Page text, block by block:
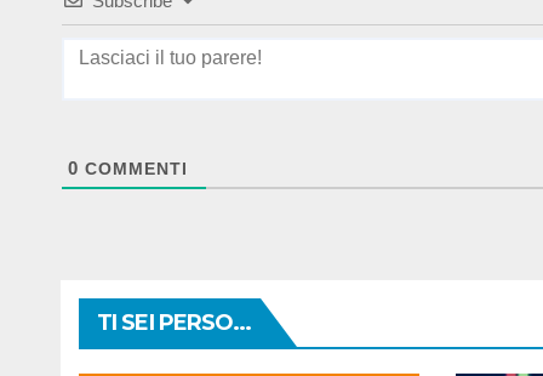
0 COMMENTI
TI SEI PERSO...